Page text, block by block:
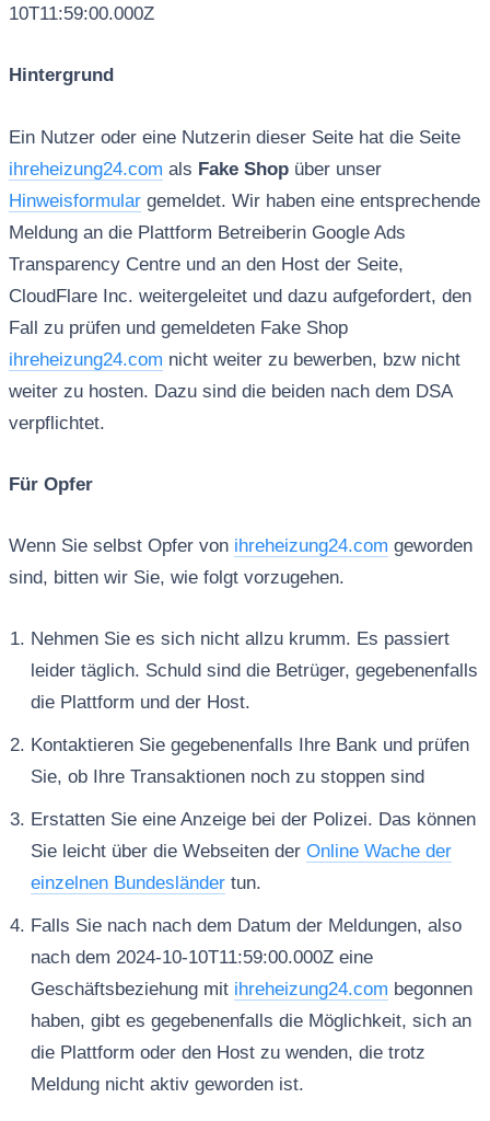
10T11:59:00.000Z
Hintergrund
Ein Nutzer oder eine Nutzerin dieser Seite hat die Seite
ihreheizung24.com als Fake Shopüber unser
Hinweisformulargemeldet. Wir haben eine entsprechende
Meldung an die Plattform Betreiberin Google Ads
Transparency Centre und an den Host der Seite,
CloudFlare Inc. weitergeleitet und dazu aufgefordert, den
Fall zu prüfen und gemeldeten Fake Shop
ihreheizung24.com nicht weiter zu bewerben, bzw nicht
weiter zu hosten. Dazu sind die beiden nach dem DSA
verpflichtet.
Für Opfer
Wenn Sie selbst Opfer von ihreheizung24.com geworden
sind, bitten wir Sie, wie folgt vorzugehen.
Nehmen Sie es sich nicht allzu krumm. Es passiert
leider täglich. Schuld sind die Betrüger, gegebenenfalls
die Plattform und der Host.
Kontaktieren Sie gegebenenfalls Ihre Bank und prüfen
Sie, ob Ihre Transaktionen noch zu stoppen sind
Erstatten Sie eine Anzeige bei der Polizei. Das können
Sie leicht über die Webseiten der Online Wache der
einzelnen Bundesländertun.
Falls Sie nach nach dem Datum der Meldungen, also
nach dem 2024-10-10T11:59:00.000Z eine
Geschäftsbeziehung mit ihreheizung24.com begonnen
haben, gibt es gegebenenfalls die Möglichkeit, sich an
die Plattform oder den Host zu wenden, die trotz
Meldung nicht aktiv geworden ist.